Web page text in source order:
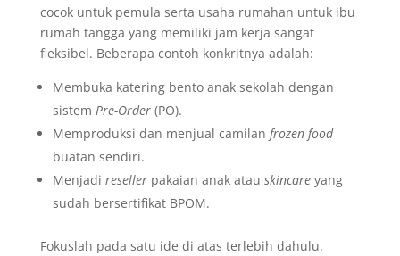
cocok untuk pemula serta usaha rumahan untuk ibu
rumah tangga yang memiliki jam kerja sangat
fleksibel. Beberapa contoh konkritnya adalah:
Membuka katering bento anak sekolah dengan
sistem Pre-Order(PO).
Memproduksi dan menjual camilan frozen food
buatan sendiri.
Menjadi resellerpakaian anak atau skincareyang
sudah bersertifikat BPOM.
Fokuslah pada satu ide di atas terlebih dahulu.